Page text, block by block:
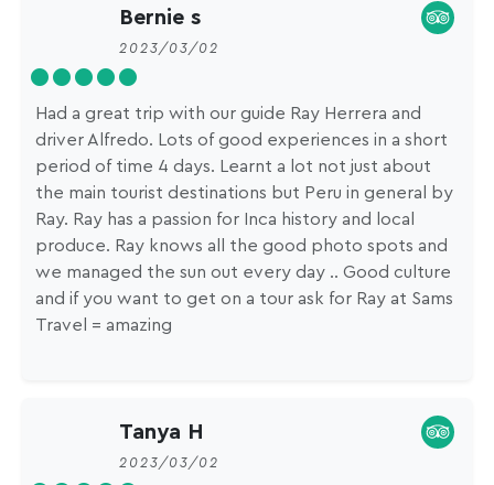
Bernie s
2023/03/02
Had a great trip with our guide Ray Herrera and
driver Alfredo. Lots of good experiences in a short
period of time 4 days. Learnt a lot not just about
the main tourist destinations but Peru in general by
Ray. Ray has a passion for Inca history and local
produce. Ray knows all the good photo spots and
we managed the sun out every day .. Good culture
and if you want to get on a tour ask for Ray at Sams
Travel = amazing
Tanya H
2023/03/02